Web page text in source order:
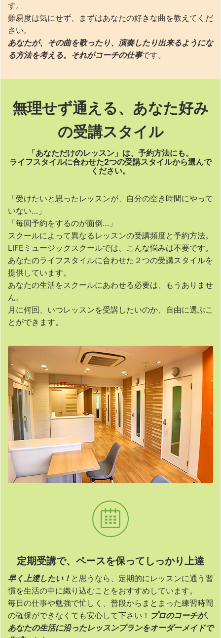
す。
難易度は気にせず、まずはあなたの好きな曲を教えてくだ
さい。
あなたが、その曲を歌ったり、演奏したり出来るようにな
る方法を考える。それがコーチの仕事です。
無理せず通える、あなた好み
の受講スタイル
「あなただけのレッスン」は、予約方法にも。
ライフスタイルに合わせた2つの受講スタイルから選んで
ください。
「受けたいと思ったレッスンが、自分の空き時間にやって
いない…」
「毎回予約をするのが面倒…」
スクールによって異なるレッスンの受講頻度と予約方法。
LIFEミュージックスクールでは、こんな悩みは不要です。
あなたのライフスタイルに合わせた２つの受講スタイルを
提供しています。
あなたの生活をスクールにあわせる必要は、もうありませ
ん。
月に何回、いつレッスンを受講したいのか、自由に選ぶこ
とができます。
定期受講で、ペースを保ってしっかり上達
早く上達したい！ と思うなら、定期的にレッスンに通う習
慣を生活の中に織り込むことをおすすめしています。
毎日の仕事や勉強で忙しく、普段からまとまった練習時間
の確保ができなくても安心して下さい！ プロのコーチが、
あなたの生活に沿ったレッスンプランをオーダーメイドで